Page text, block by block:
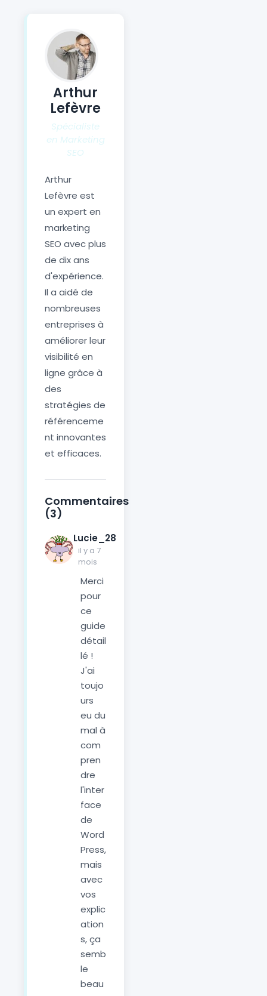
Arthur
Lefèvre
Spécialiste
en Marketing
SEO
Arthur
Lefèvre est
un expert en
marketing
SEO avec plus
de dix ans
d'expérience.
Il a aidé de
nombreuses
entreprises à
améliorer leur
visibilité en
ligne grâce à
des
stratégies de
référenceme
nt innovantes
et efficaces.
Commentaires
(3)
Lucie_28
il y a 7
mois
Merci
pour
ce
guide
détail
lé !
J'ai
toujo
urs
eu du
mal à
com
pren
dre
l'inter
face
de
Word
Press,
mais
avec
vos
explic
ation
s, ça
semb
le
beau